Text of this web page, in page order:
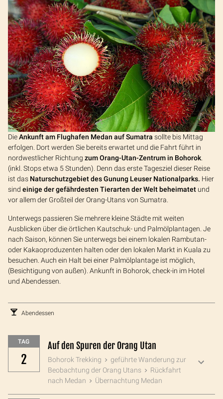
DieAnkunft am Flughafen Medan auf Sumatra sollte bis Mittag
erfolgen. Dort werden Sie bereits erwartet und die Fahrt führt in
nordwestlicher Richtung zum Orang-Utan-Zentrum in Bohorok
(inkl. Stops etwa 5 Stunden). Denn das erste Tagesziel dieser Reise
ist das Naturschutzgebiet des Gunung Leuser Nationalparks. Hier
sind einige der gefährdesten Tierarten der Welt beheimatet und
vor allem der Großteil der Orang-Utans von Sumatra.
Unterwegs passieren Sie mehrere kleine Städte mit weiten
Ausblicken über die örtlichen Kautschuk- und Palmölplantagen. Je
nach Saison, können Sie unterwegs bei einem lokalen Rambutan-
oder Kakaoproduzenten halten oder den lokalen Markt in Kuala zu
besuchen. Auch ein Halt bei einer Palmölplantage ist möglich,
(Besichtigung von außen). Ankunft in Bohorok, check-in im Hotel
und Abendessen.
Abendessen
TAG
2
Auf den Spuren der Orang Utan
Bohorok Trekking
geführte Wanderung zur
Beobachtung der Orang Utans
Rückfahrt
nach Medan
Übernachtung Medan